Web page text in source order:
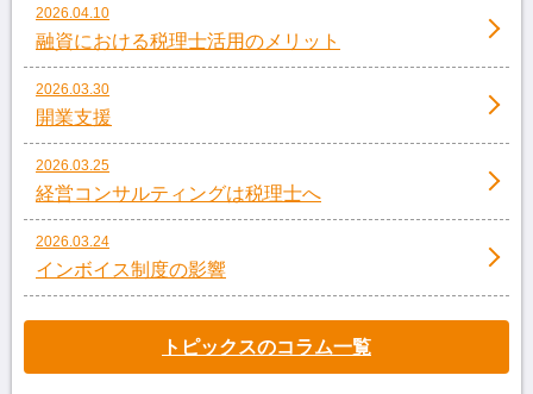
2026.04.10
融資における税理士活用のメリット
2026.03.30
開業支援
2026.03.25
経営コンサルティングは税理士へ
2026.03.24
インボイス制度の影響
トピックスのコラム一覧